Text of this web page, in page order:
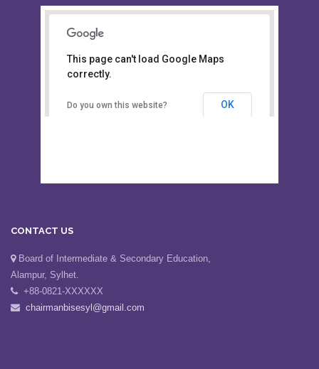
FIND US ON MAP
Secondary Education, Alampur,
Sylhet
This page can't load Google Maps
Board of Intermediate & Secondary Education,
Alampur, Sylhet.
+88-0821-XXXXXX